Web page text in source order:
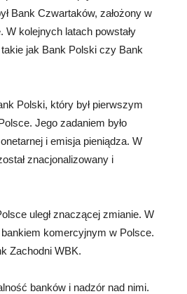
Bank Czwartaków, założony w
W kolejnych latach powstały
jak Bank Polski czy Bank
Polski, który był pierwszym
Jego zadaniem było
i emisja pieniądza. W
znacjonalizowany i
uległ znaczącej zmianie. W
komercyjnym w Polsce.
Zachodni WBK.
banków i nadzór nad nimi.